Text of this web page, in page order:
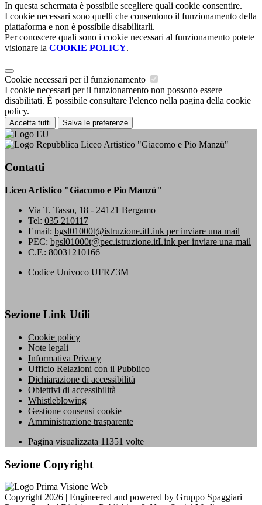
In questa schermata è possibile scegliere quali cookie consentire.
I cookie necessari sono quelli che consentono il funzionamento della
piattaforma e non è possibile disabilitarli.
Per conoscere quali sono i cookie necessari al funzionamento potete
visionare la COOKIE POLICY.
Cookie necessari per il funzionamento
I cookie necessari per il funzionamento non possono essere
disabilitati. È possibile consultare l'elenco nella pagina della cookie
policy.
Accetta tutti Salva le preferenze
Liceo Artistico "Giacomo e Pio Manzù"
Contatti
Liceo Artistico "Giacomo e Pio Manzù"
Via T. Tasso, 18 - 24121 Bergamo
Tel: 035 210117
Email: bgsl01000t@istruzione.itLink per inviare una mail
PEC: bgsl01000t@pec.istruzione.itLink per inviare una mail
C.F.: 80031210166
Codice Univoco UFRZ3M
Sezione Link Utili
Cookie policy
Note legali
Informativa Privacy
Ufficio Relazioni con il Pubblico
Dichiarazione di accessibilità
Obiettivi di accessibilità
Whistleblowing
Gestione consensi cookie
Amministrazione trasparente
Pagina visualizzata 11351 volte
Sezione Copyright
Copyright 2026 | Engineered and powered by Gruppo Spaggiari